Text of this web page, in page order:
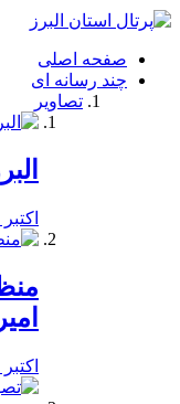
فصد
شرق
تهران
خشکشویی
صفحه اصلی
چند رسانه ای
تصاویر
اکتبر 22, 2019
اکتبر 21, 2019